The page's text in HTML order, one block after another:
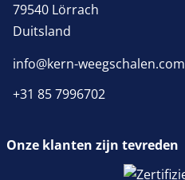
79540 Lörrach
Duitsland
info@kern-weegschalen.com
+31 85 7996702
Onze klanten zijn tevreden